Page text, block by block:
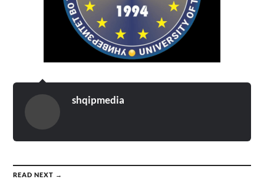
shqipmedia
READ NEXT →